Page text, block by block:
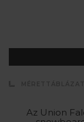
Az Union